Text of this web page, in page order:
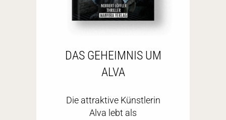
DAS GEHEIMNIS UM
ALVA
Die attraktive Künstlerin
Alva lebt als